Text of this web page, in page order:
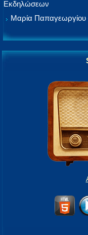
Εκδηλώσεων
Μαρία Παπαγεωργίου